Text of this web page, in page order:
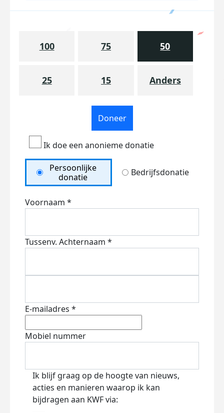
100 75 50
25 15 Anders
Doneer
Ik doe een anonieme donatie
Persoonlijke
donatie
Bedrijfsdonatie
Voornaam *
Tussenv. Achternaam *
E-mailadres *
Mobiel nummer
Ik blijf graag op de hoogte van nieuws,
acties en manieren waarop ik kan
bijdragen aan KWF via: